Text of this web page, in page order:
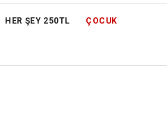
HER ŞEY 250TL ÇOCUK